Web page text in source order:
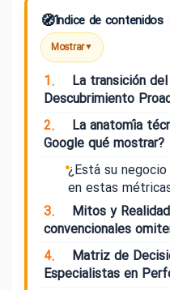
🧭Índice de contenidos
Mostrar▼
1.
La transición
Descubrimiento
2.
La anatomía
Google qué mostrar?
¿Está su
en estas
3.
Mitos y
convencionales
4.
Matriz de
Especialistas en